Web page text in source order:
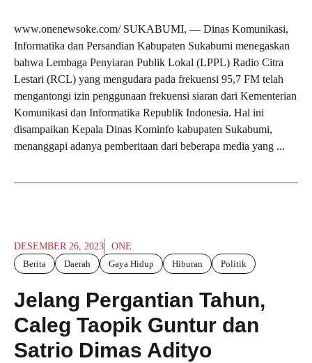
www.onenewsoke.com/ SUKABUMI, — Dinas Komunikasi,
Informatika dan Persandian Kabupaten Sukabumi menegaskan
bahwa Lembaga Penyiaran Publik Lokal (LPPL) Radio Citra
Lestari (RCL) yang mengudara pada frekuensi 95,7 FM telah
mengantongi izin penggunaan frekuensi siaran dari Kementerian
Komunikasi dan Informatika Republik Indonesia. Hal ini
disampaikan Kepala Dinas Kominfo kabupaten Sukabumi,
menanggapi adanya pemberitaan dari beberapa media yang ...
DESEMBER 26, 2023
ONE
Berita
Daerah Gaya Hidup Hiburan Politik
Jelang Pergantian Tahun,
Caleg Taopik Guntur dan
Satrio Dimas Adityo